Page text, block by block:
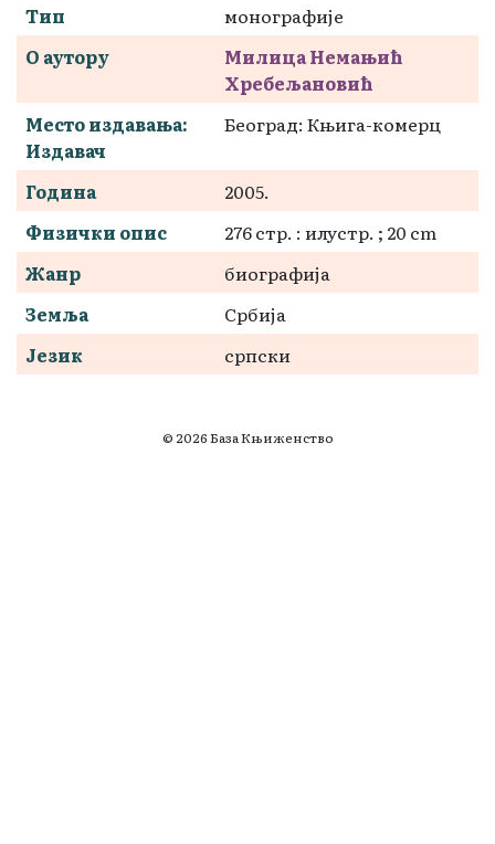
Тип
монографије
О аутору
Милица Немањић
Хребељановић
Место издавања:
Издавач
Београд: Књига-комерц
Година
2005.
Физички опис
276 стр. : илустр. ; 20 cm
Жанр
биографија
Земља
Србија
Језик
српски
© 2026 База Књиженство